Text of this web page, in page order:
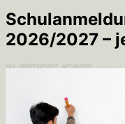
2026/2027 –
VON · VERÖFFENTLICHT · AKTUALISIERT